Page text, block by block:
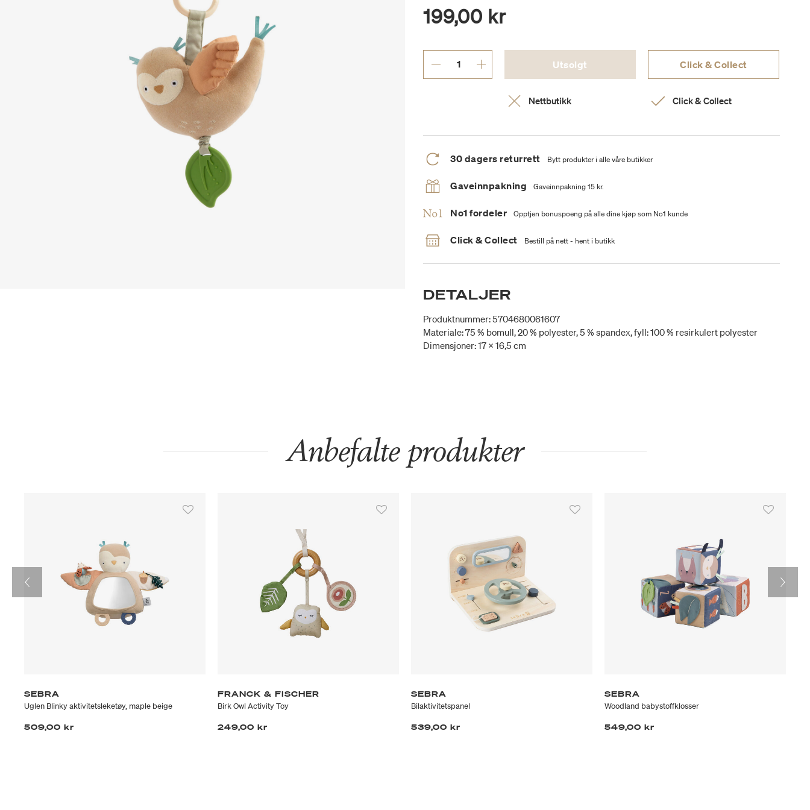
199,00 kr
Utsolgt Click & Collect
Nettbutikk Click & Collect
30 dagers returrett Bytt produkter i alle våre butikker
Gaveinnpakning Gaveinnpakning 15 kr.
No1 fordeler Opptjen bonuspoeng på alle dine kjøp som No1 kunde
Click & Collect Bestill på nett - hent i butikk
DETALJER
Produktnummer: 5704680061607
Materiale: 75 % bomull, 20 % polyester, 5 % spandex, fyll: 100 % resirkulert polyester
Dimensjoner: 17 x 16,5 cm
Anbefalte produkter
SEBRA
Uglen Blinky aktivitetsleketøy, maple beige
509,00 kr
FRANCK & FISCHER
Birk Owl Activity Toy
249,00 kr
SEBRA
Bilaktivitetspanel
539,00 kr
SEBRA
Woodland babystoffklosser
549,00 kr